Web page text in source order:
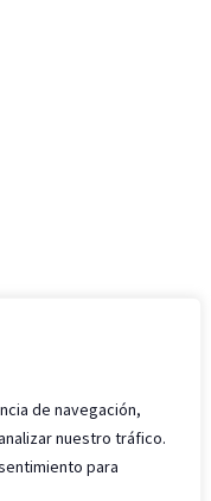
de navegación,
nuestro tráfico.
para